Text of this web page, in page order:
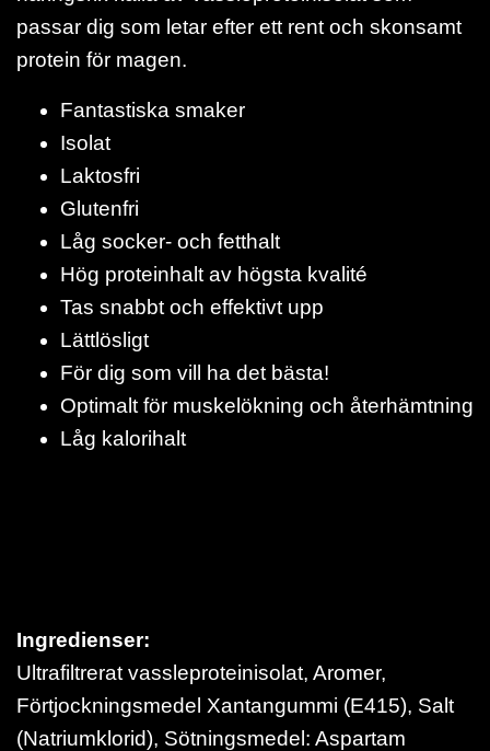
passar dig som letar efter ett rent och skonsamt
protein för magen.
Fantastiska smaker
Isolat
Laktosfri
Glutenfri
Låg socker- och fetthalt
Hög proteinhalt av högsta kvalité
Tas snabbt och effektivt upp
Lättlösligt
För dig som vill ha det bästa!
Optimalt för muskelökning och återhämtning
Låg kalorihalt
Ingredienser:
Ultrafiltrerat vassleproteinisolat, Aromer,
Förtjockningsmedel Xantangummi (E415), Salt
(Natriumklorid), Sötningsmedel: Aspartam